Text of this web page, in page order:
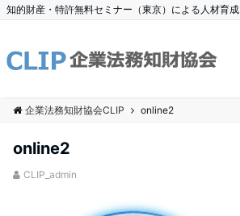
知的財産・特許無料セミナー（東京）による人材育成
企業法務知財協会CLIP online2
online2
CLIP_admin